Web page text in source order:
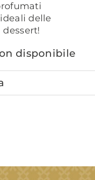
delle
disponibile